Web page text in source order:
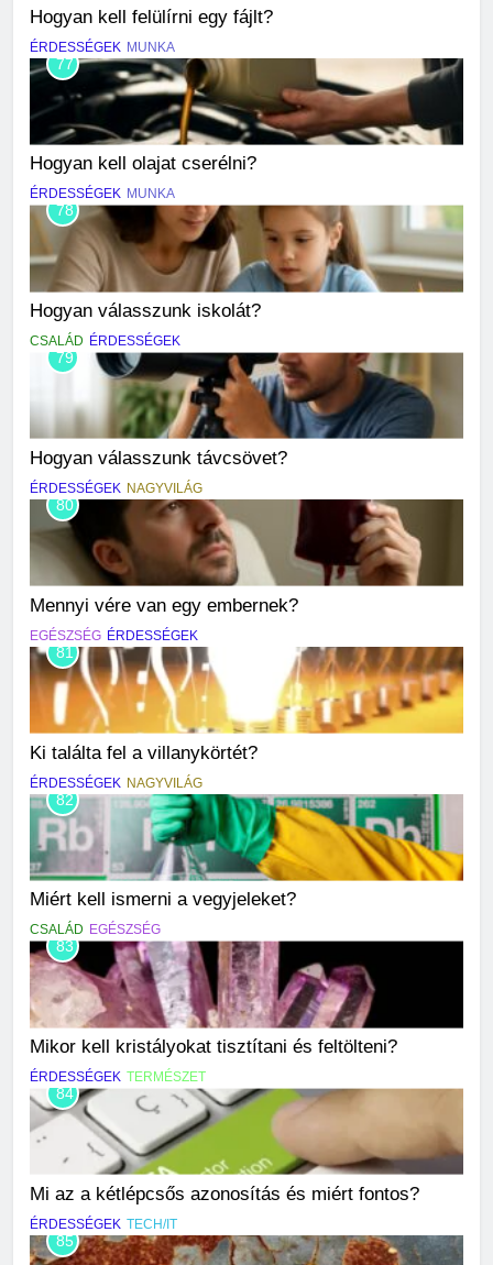
Hogyan kell felülírni egy fájlt?
ÉRDESSÉGEK MUNKA
77
Hogyan kell olajat cserélni?
ÉRDESSÉGEK MUNKA
78
Hogyan válasszunk iskolát?
CSALÁD ÉRDESSÉGEK
79
Hogyan válasszunk távcsövet?
ÉRDESSÉGEK NAGYVILÁG
80
Mennyi vére van egy embernek?
EGÉSZSÉG ÉRDESSÉGEK
81
Ki találta fel a villanykörtét?
ÉRDESSÉGEK NAGYVILÁG
82
Miért kell ismerni a vegyjeleket?
CSALÁD EGÉSZSÉG
83
Mikor kell kristályokat tisztítani és feltölteni?
ÉRDESSÉGEK TERMÉSZET
84
Mi az a kétlépcsős azonosítás és miért fontos?
ÉRDESSÉGEK TECH/IT
85